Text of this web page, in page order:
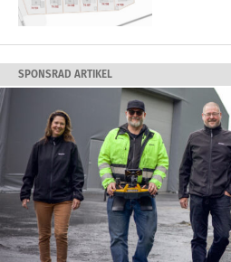
SPONSRAD ARTIKEL